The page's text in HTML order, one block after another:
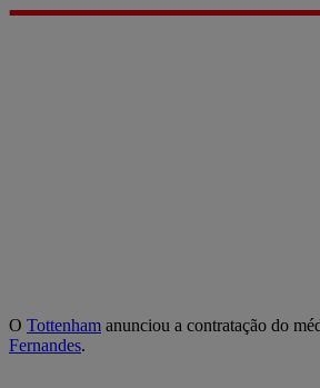
O Tottenham anunciou a contratação do
Fernandes.